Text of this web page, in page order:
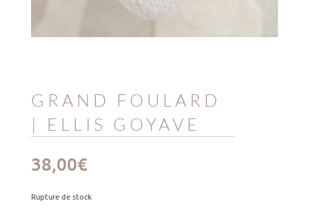
GRAND FOULARD
| ELLIS GOYAVE
38,00€
Rupture de stock